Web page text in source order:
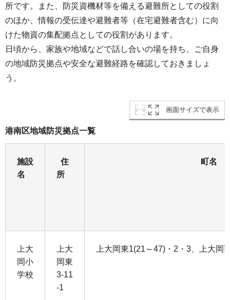
所です。また、防災資機材等を備える避難所としての役割
のほか、情報の受伝達や避難者等（在宅避難者含む）に向
けた物資の集配拠点としての役割があります。
日頃から、家族や地域などで話し合いの場を持ち、ご自身
の地域防災拠点や安全な避難経路を確認しておきましょ
う。
画面サイズで表示
港南区地域防災拠点一覧
施設
名
住
所
町名
上大
岡小
学校
上大
岡東
3-11
-1
上大岡東1(21～47)・2・3、上大岡